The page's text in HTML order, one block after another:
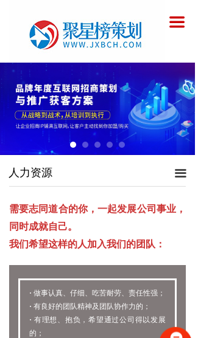
끀
关于聚星榜策划
服务范围
客户案例
聚星榜商学院
人力资源
联系聚星榜策划
· 做事认真、仔细、吃苦耐劳、责任性强；
· 有良好的团队精神及团队协作力的；
· 有理想、抱负，希望通过公司得以发展
的；
人力资源 끀
人才理念
公司文化
需要志同道合的你，一起发展公司事业，
同时成就自己。
我们希望这样的人加入我们的团队：